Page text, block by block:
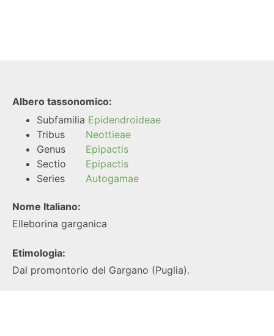
Albero tassonomico:
Subfamilia Epidendroideae
Tribus
Neottieae
Genus
Epipactis
Sectio
Epipactis
Series
Autogamae
Nome Italiano:
Elleborina garganica
Etimologia:
Dal promontorio del Gargano (Puglia).